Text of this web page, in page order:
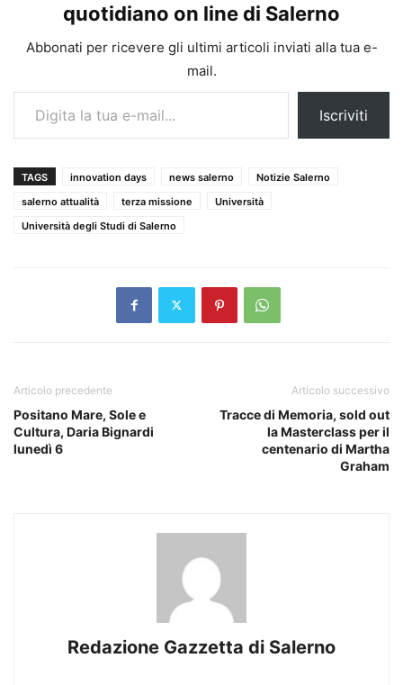
quotidiano on line di Salerno
Abbonati per ricevere gli ultimi articoli inviati alla tua e-
mail.
Digita la tua e-mail...
Iscriviti
TAGS innovation days news salerno
Notizie Salerno
salerno attualità
terza missione
Università
Università degli Studi di Salerno
Articolo precedente
Positano Mare, Sole e
Cultura, Daria Bignardi
lunedì 6
Articolo successivo
Tracce di Memoria, sold out
la Masterclass per il
centenario di Martha
Graham
Redazione Gazzetta di Salerno